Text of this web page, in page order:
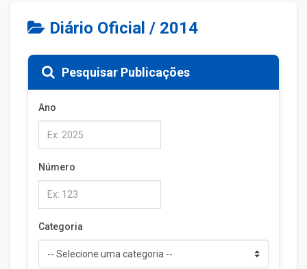
Diário Oficial / 2014
Pesquisar Publicações
Ano
Número
Categoria